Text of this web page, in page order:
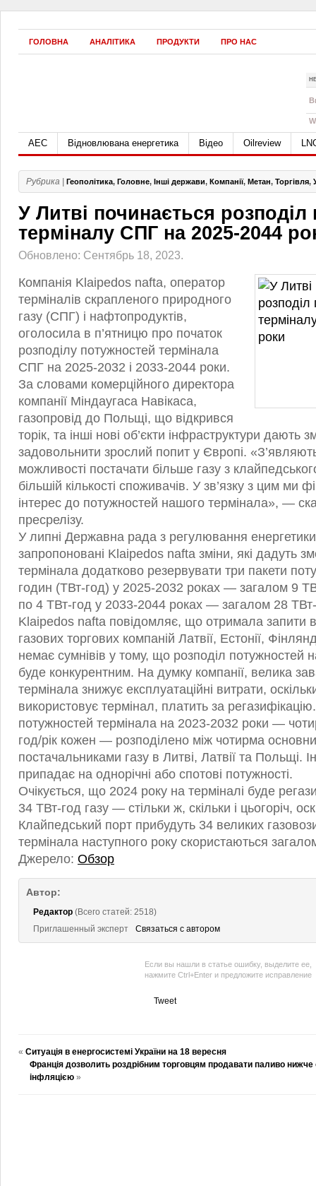
ГОЛОВНА АНАЛІТИКА ПРОДУКТИ ПРО НАС
АЕС Відновлювана енергетика Відео Oilreview
Рубрика | Геополітика, Головне, Інші держави, Компанії, Метан, Торгівля,
У Литві починається розподіл
терміналу СПГ на 2025-2044
Обновлено: Сентябрь 18, 2023.
Компанія Klaipedos nafta, оператор
терміналів скрапленого природного
газу (СПГ) і нафтопродуктів,
оголосила в п’ятницю про початок
розподілу потужностей термінала
СПГ на 2025-2032 і 2033-2044 роки.
За словами комерційного директора
компанії Міндаугаса Навікаса,
газопровід до Польщі, що відкрився
торік, та інші нові об’єкти інфраструктури дають
задовольнити зрослий попит у Європі.
можливості постачати більше газу з
більшій кількості споживачів. У зв’язку з цим ми
інтерес до потужностей нашого термінала», —
пресрелізу.
У липні Державна рада з регулювання
запропоновані Klaipedos nafta зміни, які дадуть
термінала додатково резервувати три пакети
годин (ТВт-год) у 2025-2032 роках — загалом 9
по 4 ТВт-год у 2033-2044 роках — загалом 28 ТВт-
Klaipedos nafta повідомляє, що отримала запити
газових торгових компаній Латвії, Естонії,
немає сумнівів у тому, що розподіл потужностей
буде конкурентним. На думку компанії, велика
термінала знижує експлуатаційні витрати,
використовує термінал, платить за
потужностей термінала на 2023-2032 роки —
год/рік кожен — розподілено між чотирма
постачальниками газу в Литві, Латвії та Польщі.
припадає на однорічні або спотові потужності.
Очікується, що 2024 року на терміналі буде
34 ТВт-год газу — стільки ж, скільки і цьогоріч,
Клайпедський порт прибудуть 34 великих
термінала наступного року скористаються
Джерело: Обзор
Автор:
Редактор (Всего статей: 2518)
Приглашенный эксперт
Связаться с автором
Если вы нашли в статье ошибку, выделите ее,
нажмите Ctrl+Enter и предложите исправление
Tweet
« Ситуація в енергосистемі України на 18 вересня
Франція дозволить роздрібним торговцям продавати паливо нижче
інфляцією »